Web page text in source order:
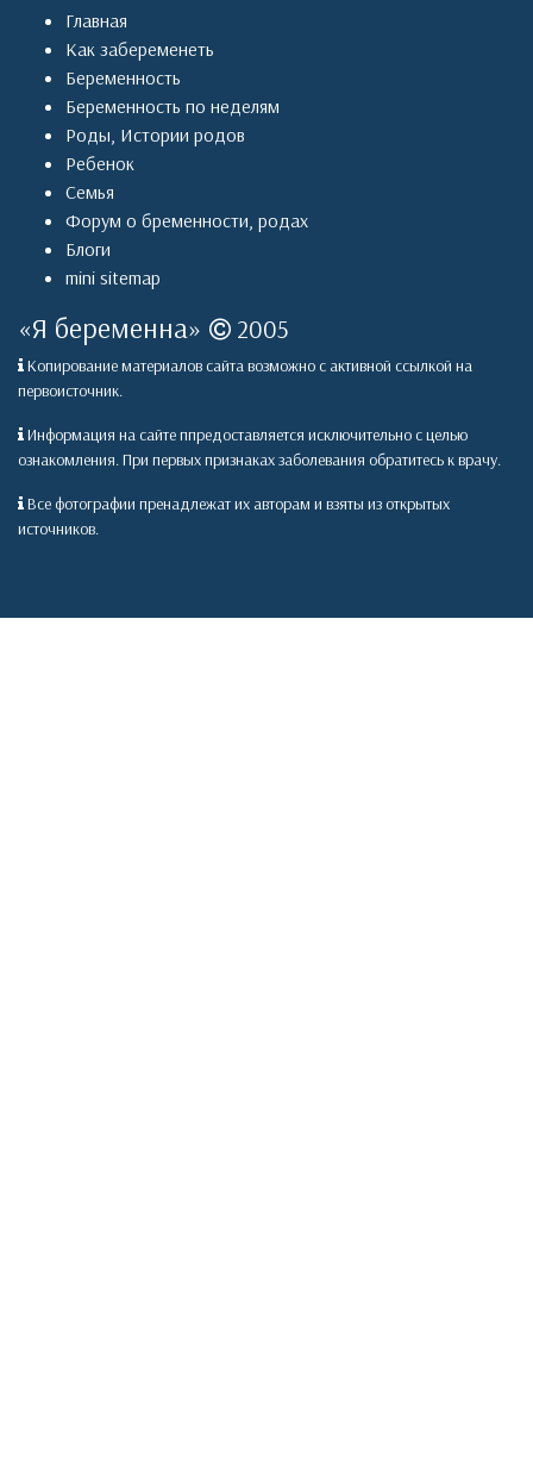
Главная
Как забеременеть
Беременность
Беременность по неделям
Роды, Истории родов
Ребенок
Семья
Форум о бременности, родах
Блоги
mini sitemap
«Я беременна» 2005
Копирование материалов сайта возможно с активной ссылкой на
первоисточник.
Информация на сайте ппредоставляется исключительно с целью
ознакомления. При первых признаках заболевания обратитесь к врачу.
Все фотографии пренадлежат их авторам и взяты из открытых
источников.